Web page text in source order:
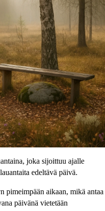
joka sijoittuu ajalle
edeltävä päivä.
pimeimpään aikaan, mikä antaa
päivänä vietetään